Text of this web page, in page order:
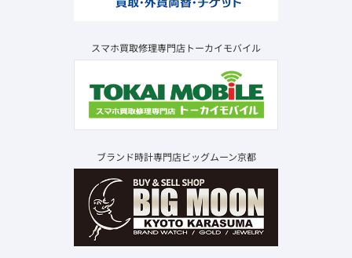
スマホ買取修理専門店トーカイモバイル
ブランド時計専門店ビッグムーン京都